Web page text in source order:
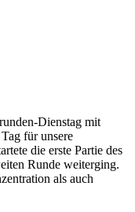
Dienstag mit
für unsere
die erste Partie des
Runde weiterging.
als auch